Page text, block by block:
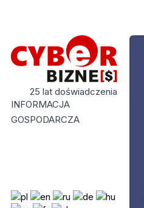
25 lat doświadczenia
INFORMACJA
GOSPODARCZA